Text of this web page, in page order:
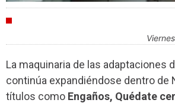
La maquinaria de las adaptaciones
continúa expandiéndose dentro de
títulos como Engaños, Quédate